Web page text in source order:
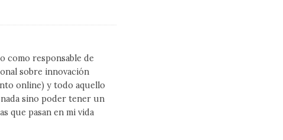
como responsable de
sobre innovación
online) y todo aquello
sino poder tener un
que pasan en mi vida